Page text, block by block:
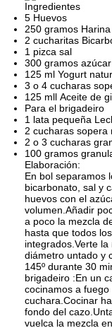
Ingredientes
5 Huevos
250 gramos
2 cucharitas
1 pizca sal
300 gramos azúcar
125 ml Yogurt
3 o 4 cucharas
125 mll Aceite de
Para el brigadeiro
1 lata pequeña
2 cucharas sopera
2 o 3 cucharas
100 gramos
Elaboración:
En bol separamos
bicarbonato, sal y
huevos con el
volumen.Añadir
a poco la mezcla
hasta que todos
integrados.Verte la
diámetro untado y
145º durante 30
brigadeiro :En un
cocinamos a
cuchara.Cocinar
fondo del cazo.
vuelca la mezcla